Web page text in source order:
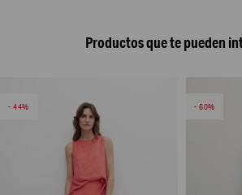
Productos que te pueden
44 60